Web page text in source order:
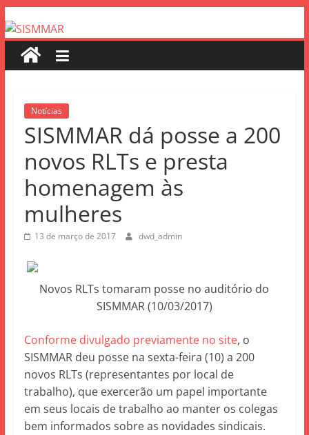
Notícias
SISMMAR dá posse a 200
novos RLTs e presta
homenagem às
mulheres
13 de março de 2017 dwd_admin
Novos RLTs tomaram posse no auditório do
SISMMAR (10/03/2017)
Conforme divulgado previamente no site, o
SISMMAR deu posse na sexta-feira (10) a 200
novos RLTs (representantes por local de
trabalho), que exercerão um papel importante
em seus locais de trabalho ao manter os colegas
bem informados sobre as novidades sindicais.